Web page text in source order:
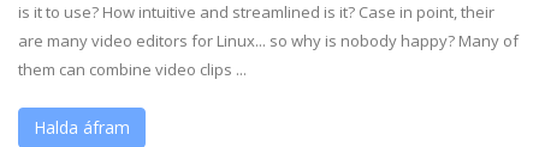
is it to use? How intuitive and streamlined is it? Case in point, their
are many video editors for Linux... so why is nobody happy? Many of
them can combine video clips ...
Halda áfram